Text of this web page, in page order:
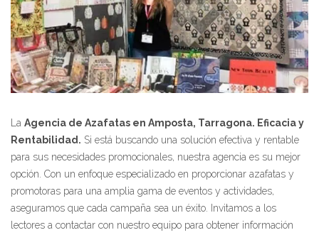
La Agencia de Azafatas en Amposta, Tarragona. Eficacia y
Rentabilidad. Si está buscando una solución efectiva y rentable
para sus necesidades promocionales, nuestra agencia es su mejor
opción. Con un enfoque especializado en proporcionar azafatas y
promotoras para una amplia gama de eventos y actividades,
aseguramos que cada campaña sea un éxito. Invitamos a los
lectores a contactar con nuestro equipo para obtener información